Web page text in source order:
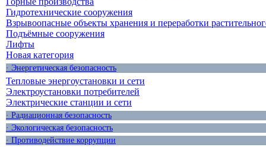
Гидротехнические сооружения
Взрывоопасные объекты хранения и переработки
Подъёмные сооружения
Лифты
Новая категория
· Энергетическая безопасность
Тепловые энергоустановки и сети
Электроустановки потребителей
Электрические станции и сети
· Радиационная безопасность
· Экологическая безопасность
· Противодействие коррупции